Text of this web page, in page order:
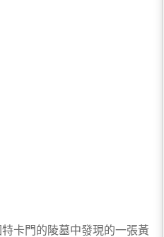
卡門的陵墓中發現的一張黃